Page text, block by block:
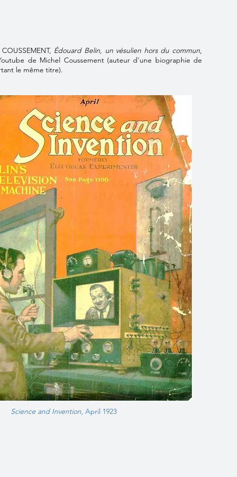
Édouard Belin, un vésulien hors du commun,
de Michel Coussement (auteur d'une biographie de
le même titre).
Science and Invention, April 1923